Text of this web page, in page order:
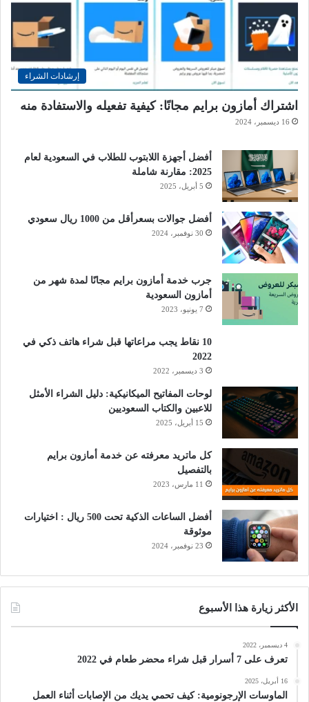
إرشادات الشراء
اشتراك أمازون برايم مجانًا: كيفية تفعيله والاستفادة منه
16 ديسمبر، 2024
أفضل أجهزة اللابتوب للطلاب في السعودية لعام
2025: مقارنة شاملة
5 أبريل، 2025
أفضل جوالات بسعرأقل من 1000 ريال سعودي
30 نوفمبر، 2024
جرب خدمة أمازون برايم مجانًا لمدة شهر من
أمازون السعودية
7 يونيو، 2023
10 نقاط يجب مراعاتها قبل شراء هاتف ذكي في
2022
3 ديسمبر، 2022
لوحات المفاتيح الميكانيكية: دليل الشراء الأمثل
للاعبين والكتاب السعوديين
15 أبريل، 2025
كل ماتريد معرفته عن خدمة أمازون برايم
بالتفصيل
11 مارس، 2023
أفضل الساعات الذكية تحت 500 ريال : اختيارات
موثوقة
23 نوفمبر، 2024
الأكثر زيارة هذا الأسبوع
4 ديسمبر، 2022
تعرف على 7 أسرار قبل شراء محضر طعام في 2022
16 أبريل، 2025
الماوسات الإرجونومية: كيف تحمي يديك من الإصابات أثناء العمل